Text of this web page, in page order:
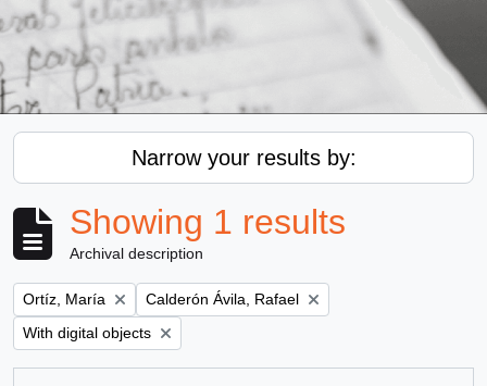
Narrow your results by:
Showing 1 results
Archival description
Remove filter:
Ortíz, María Remove filter:
Calderón Ávila, Rafael
Remove filter:
With digital objects